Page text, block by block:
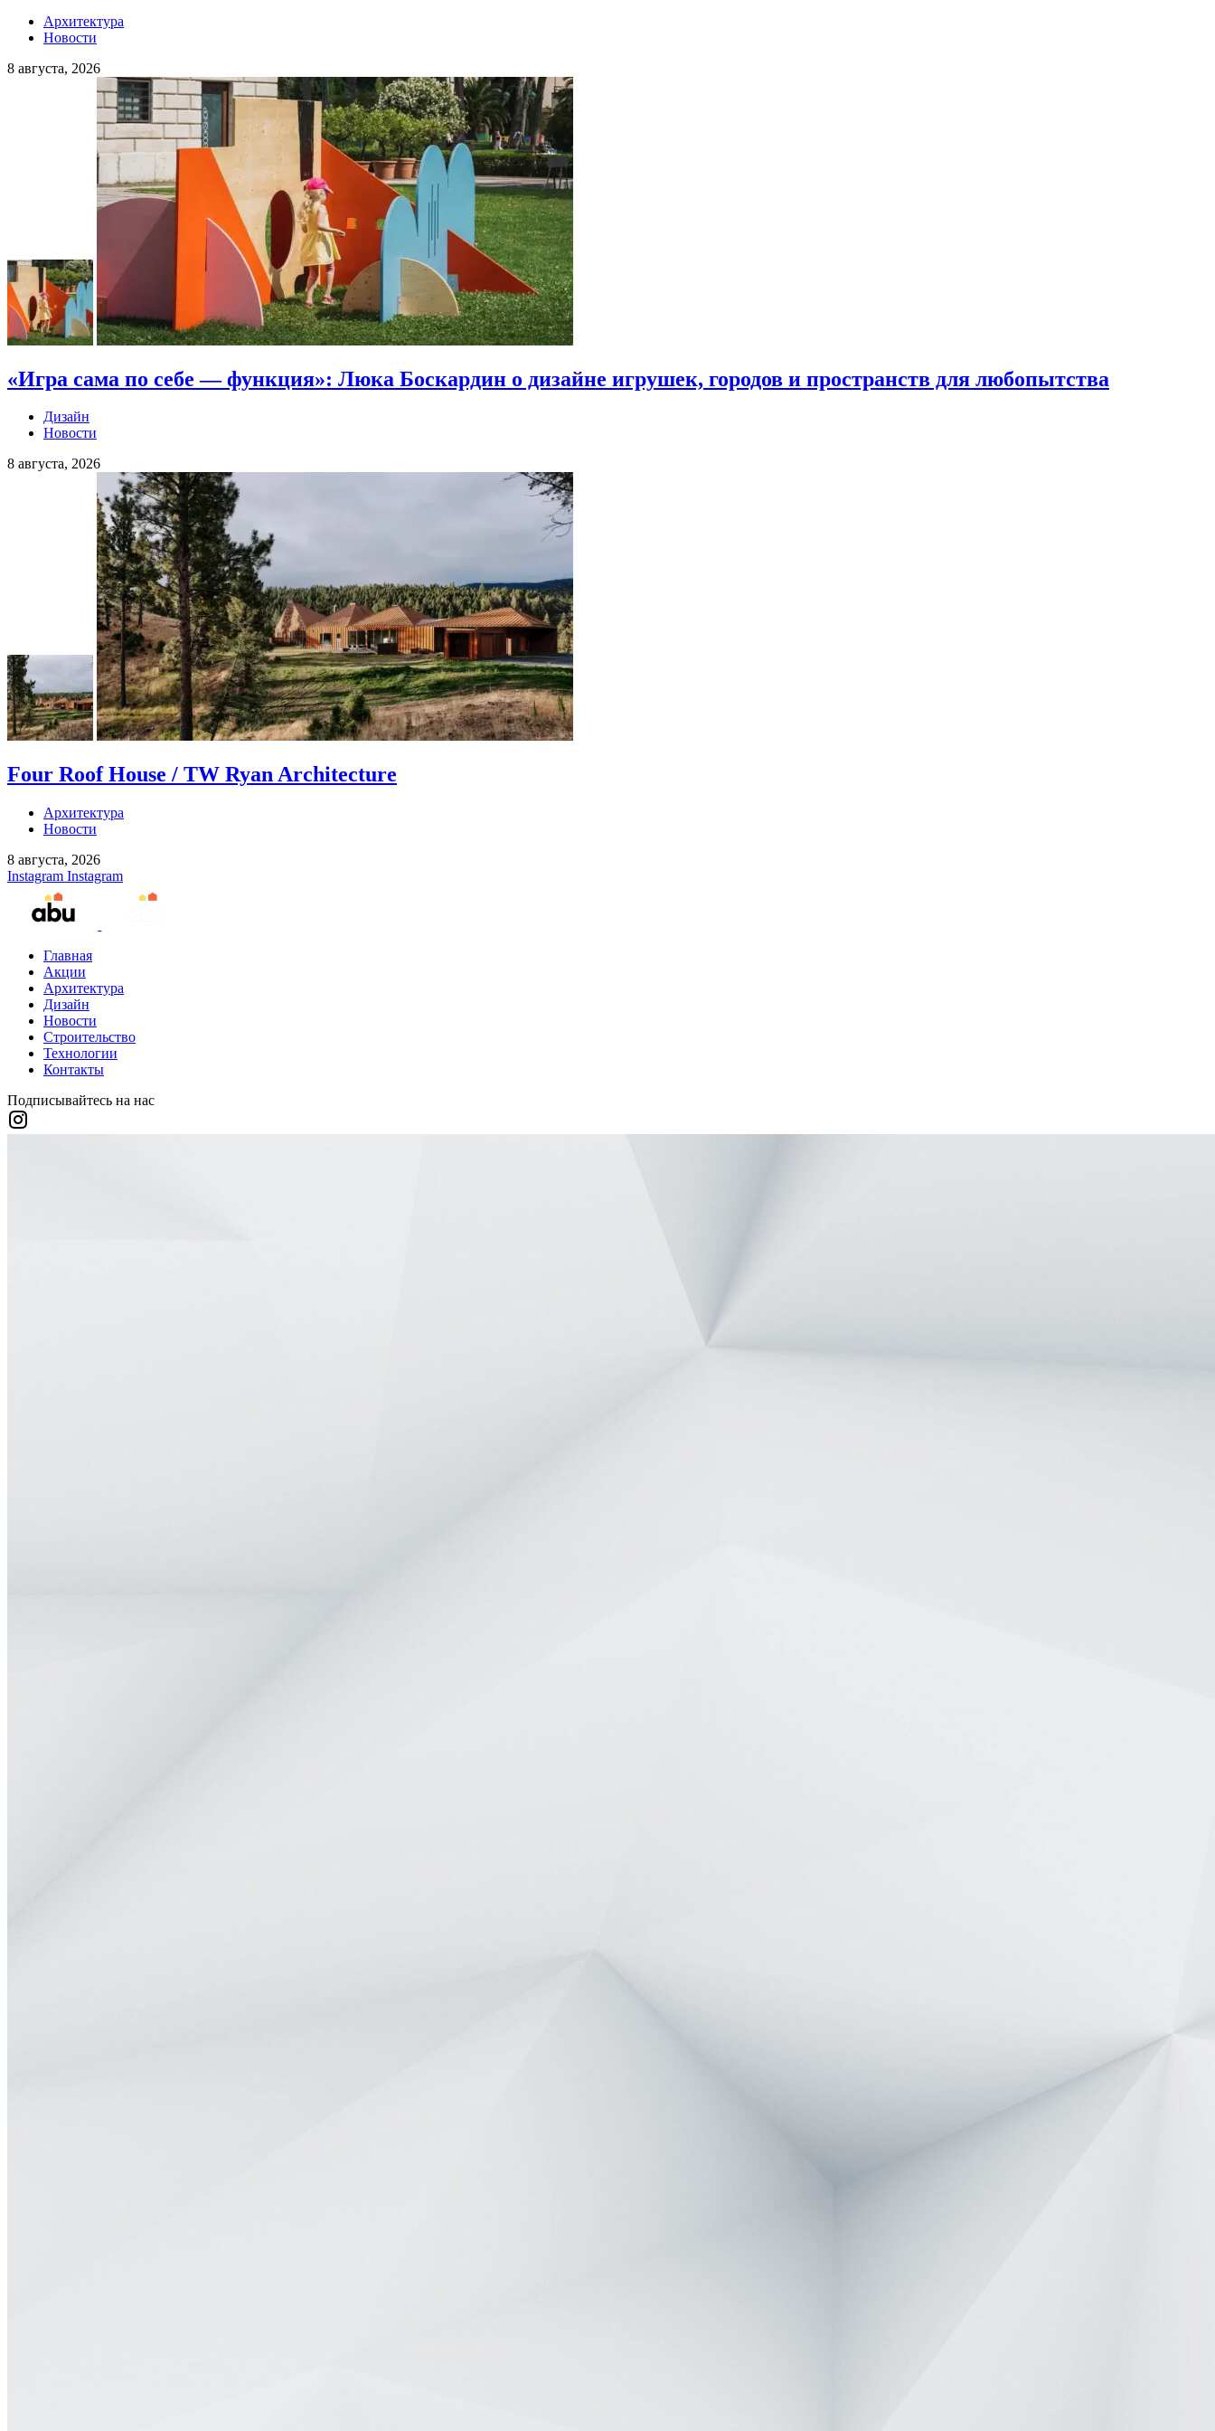
Архитектура
Новости
8 августа, 2026
«Игра сама по себе — функция»: Люка Боскардин о дизайне игрушек, городов и пространств для любопытства
Дизайн
Новости
8 августа, 2026
Four Roof House / TW Ryan Architecture
Архитектура
Новости
8 августа, 2026
Instagram Instagram
Главная
Акции
Архитектура
Дизайн
Новости
Строительство
Технологии
Контакты
Подписывайтесь на нас